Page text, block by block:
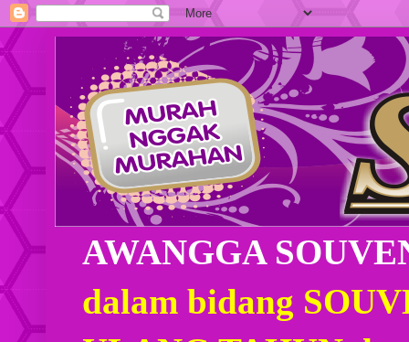
AWANGGA
dalam bidang